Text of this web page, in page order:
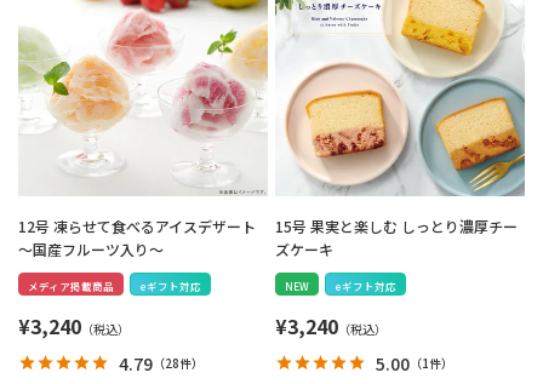
12号 凍らせて食べるアイスデザート
～国産フルーツ入り～
メディア掲載商品 eギフト対応
¥3,240
4.79 （28件）
15号 果実と楽しむ しっとり濃厚チー
ズケーキ
NEW eギフト対応
¥3,240
5.00 （1件）